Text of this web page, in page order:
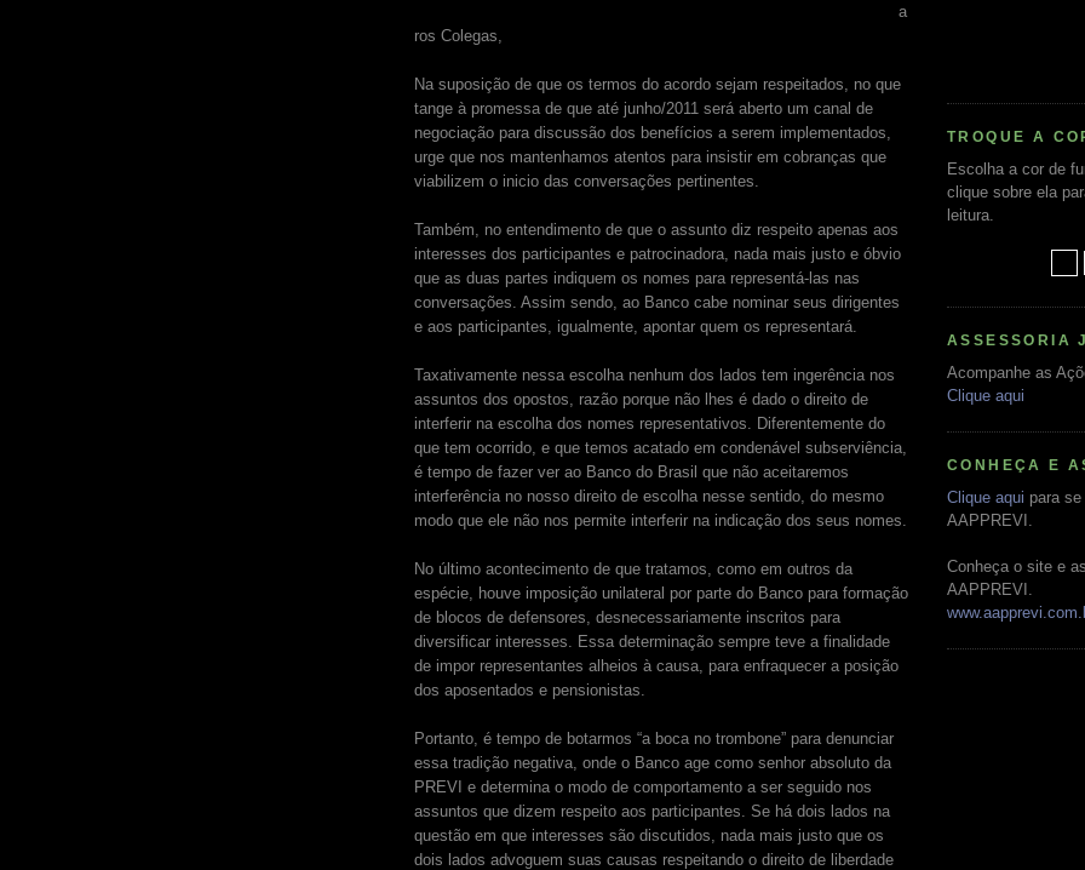
a
ros Colegas,
Na suposição de que os termos do acordo sejam respeitados, no que
tange à promessa de que até junho/2011 será aberto um canal de
negociação para discussão dos benefícios a serem implementados,
urge que nos mantenhamos atentos para insistir em cobranças que
viabilizem o inicio das conversações pertinentes.
Também, no entendimento de que o assunto diz respeito apenas aos
interesses dos participantes e patrocinadora, nada mais justo e óbvio
que as duas partes indiquem os nomes para representá-las nas
conversações. Assim sendo, ao Banco cabe nominar seus dirigentes
e aos participantes, igualmente, apontar quem os representará.
Taxativamente nessa escolha nenhum dos lados tem ingerência nos
assuntos dos opostos, razão porque não lhes é dado o direito de
interferir na escolha dos nomes representativos. Diferentemente do
que tem ocorrido, e que temos acatado em condenável subserviência,
é tempo de fazer ver ao Banco do Brasil que não aceitaremos
interferência no nosso direito de escolha nesse sentido, do mesmo
modo que ele não nos permite interferir na indicação dos seus nomes.
No último acontecimento de que tratamos, como em outros da
espécie, houve imposição unilateral por parte do Banco para formação
de blocos de defensores, desnecessariamente inscritos para
diversificar interesses. Essa determinação sempre teve a finalidade
de impor representantes alheios à causa, para enfraquecer a posição
dos aposentados e pensionistas.
Portanto, é tempo de botarmos “a boca no trombone” para denunciar
essa tradição negativa, onde o Banco age como senhor absoluto da
PREVI e determina o modo de comportamento a ser seguido nos
assuntos que dizem respeito aos participantes. Se há dois lados na
questão em que interesses são discutidos, nada mais justo que os
dois lados advoguem suas causas respeitando o direito de liberdade
TROQUE A
Escolha a cor de
clique sobre ela
leitura.
ASSESSORIA
Acompanhe as
Clique aqui
CONHEÇA E
Clique aqui para
AAPPREVI.
Conheça o site e
AAPPREVI.